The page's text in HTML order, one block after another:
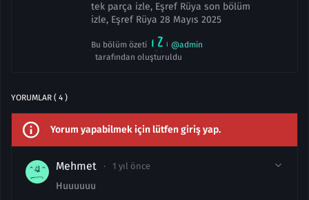
tek parça izle, Eşref Rüya son bölüm
izle, Eşref Rüya 28 Mayıs 2025
Bu bölüm özeti
@admin
tarafından oluşturuldu
YORUMLAR ( 4 )
Yorum yapabilmek için lütfen giriş yap.
Mehmet 1 yıl önce
Huuuuuu